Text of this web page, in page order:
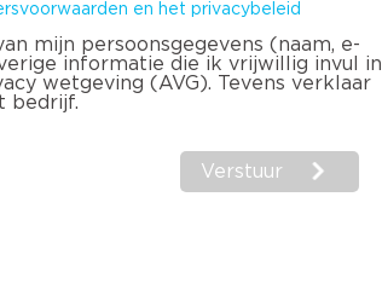
en het privacybeleid
mijn persoonsgegevens (naam, e-
informatie die ik vrijwillig invul in
wetgeving (AVG). Tevens verklaar
bedrijf.
Verstuur